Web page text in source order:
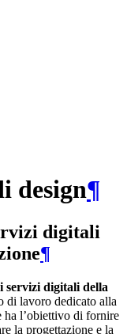
design¶
digitali
¶
servizi digitali della
di lavoro dedicato alla
l’obiettivo di fornire
la progettazione e la